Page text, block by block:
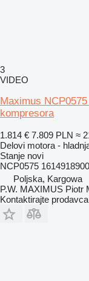
3
VIDEO
Maximus
kompresora
1.814 € 7.809 PLN ≈
Delovi motora -
Stanje novi
NCP0575 1614918900
Poljska, Kargowa
P.W. MAXIMUS Piotr
Kontaktirajte prodavca